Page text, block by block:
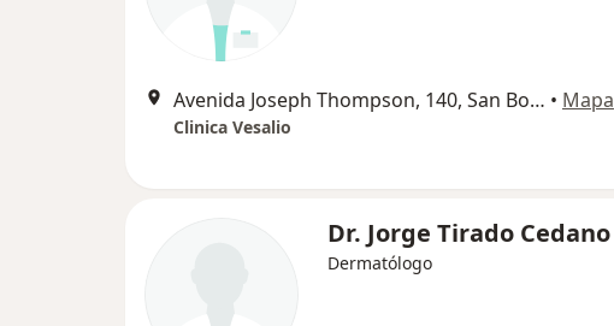
Avenida Joseph Thompson, 140, San Borja • Mapa
Clinica Vesalio
Dr. Jorge Tirado Cedano
Dermatólogo